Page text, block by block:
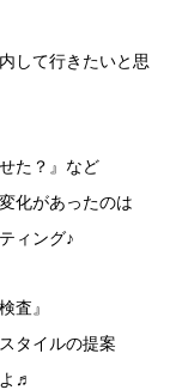
して行きたいと思
た？』など
化があったのは
ィング♪
査』
タイルの提案
♬